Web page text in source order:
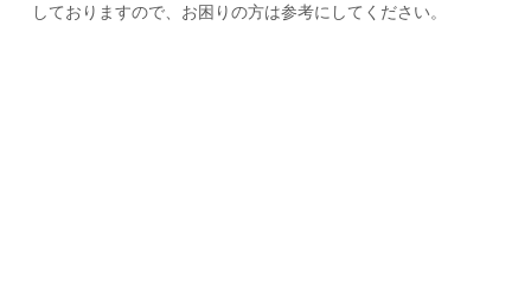
しておりますので、お困りの方は参考にしてください。